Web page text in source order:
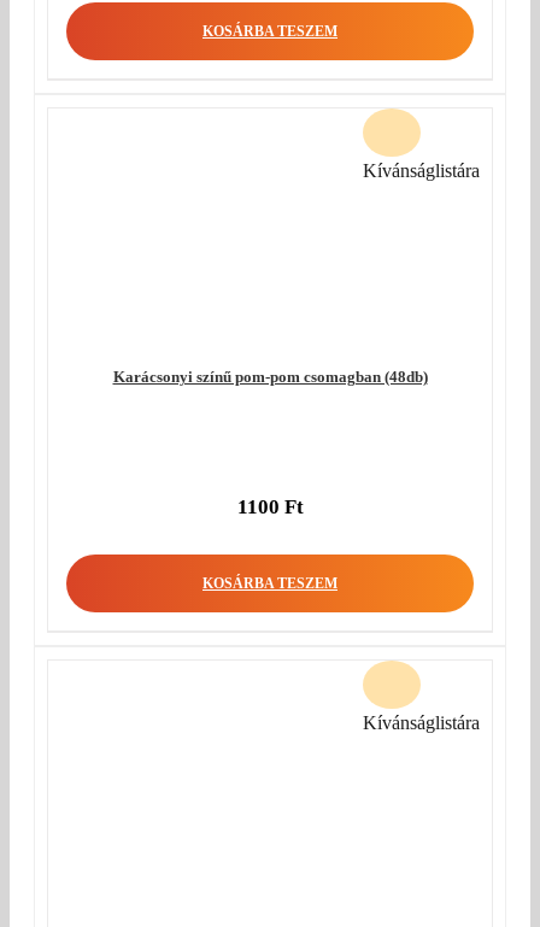
KOSÁRBA TESZEM
Karácsonyi színű pom-pom csomagban (48db)
1100 Ft
KOSÁRBA TESZEM
Kívánságlistára
Kívánságlistára